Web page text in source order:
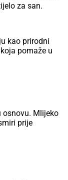
za san.
kao prirodni
pomaže u
osnovu. Mlijeko
prije